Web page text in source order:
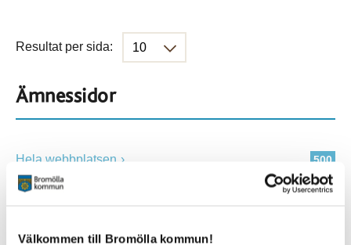
Välkommen till Bromölla kommun!
Resultat per sida:
Ämnessidor
500
Hela webbplatsen